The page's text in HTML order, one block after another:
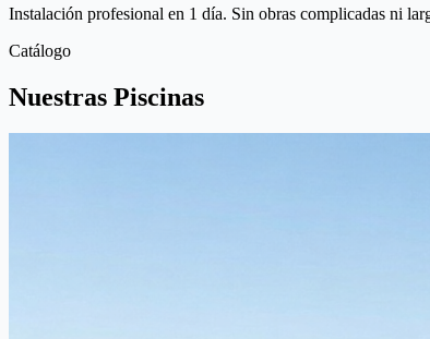
Instalación profesional en 1 día. Sin obras complicadas ni
Catálogo
Nuestras Piscinas